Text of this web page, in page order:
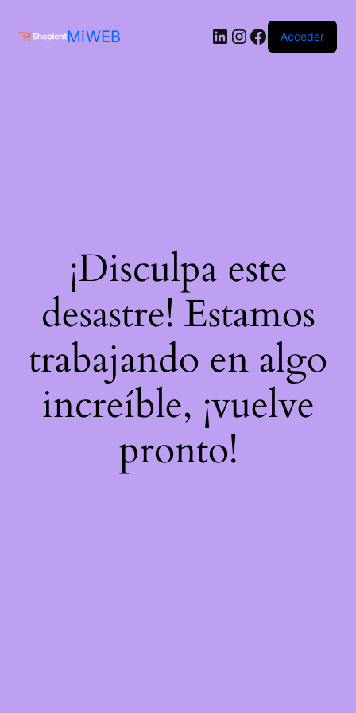
MiWEB Acceder
¡Disculpa este
desastre! Estamos
trabajando en algo
increíble, ¡vuelve
pronto!